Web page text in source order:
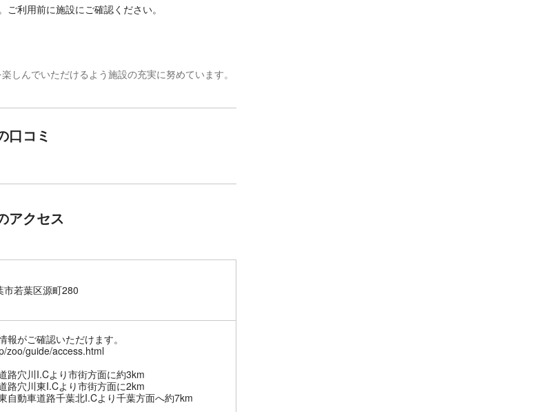
利用前に施設にご確認ください。
しんでいただけるよう施設の充実に努めています。
口コミ
アクセス
若葉区源町280
がご確認いただけます。
zoo/guide/access.html
路穴川I.Cより市街方面に約3km
路穴川東I.Cより市街方面に2km
自動車道路千葉北I.Cより千葉方面へ約7km